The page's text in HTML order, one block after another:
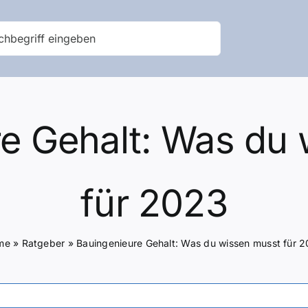
Gehalt: Was du
für 2023
» Ratgeber » Bauingenieure Gehalt: Was du wissen musst für